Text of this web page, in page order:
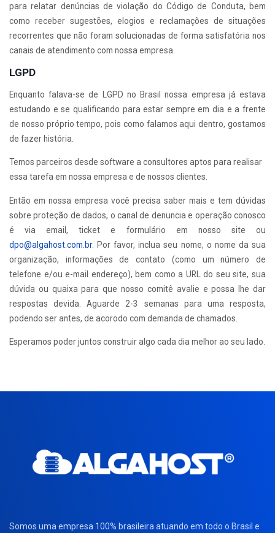
para relatar denúncias de violação do Código de Conduta, bem
como receber sugestões, elogios e reclamações de situações
recorrentes que não foram solucionadas de forma satisfatória nos
canais de atendimento com nossa empresa.
LGPD
Enquanto falava-se de LGPD no Brasil nossa empresa já estava
estudando e se qualificando para estar sempre em dia e a frente
de nosso próprio tempo, pois como falamos aqui dentro, gostamos
de fazer história.
Temos parceiros desde software a consultores aptos para realisar
essa tarefa em nossa empresa e de nossos clientes.
Então em nossa empresa você precisa saber mais e tem dúvidas
sobre proteção de dados, o canal de denuncia e operação conosco
é via email, ticket e formulário em nosso site ou
dpo@algahost.com.br. Por favor, inclua seu nome, o nome da sua
organização, informações de contato (como um número de
telefone e/ou e-mail endereço), bem como a URL do seu site, sua
dúvida ou quaixa para que nosso comitê avalie e possa lhe dar
respostas devida. Aguarde 2-3 semanas para uma resposta,
podendo ser antes, de acorodo com demanda de chamados.
Esperamos poder juntos construir algo cada dia melhor ao seu lado.
Somos uma empresa 100% brasileira atuando em todo o Brasil e